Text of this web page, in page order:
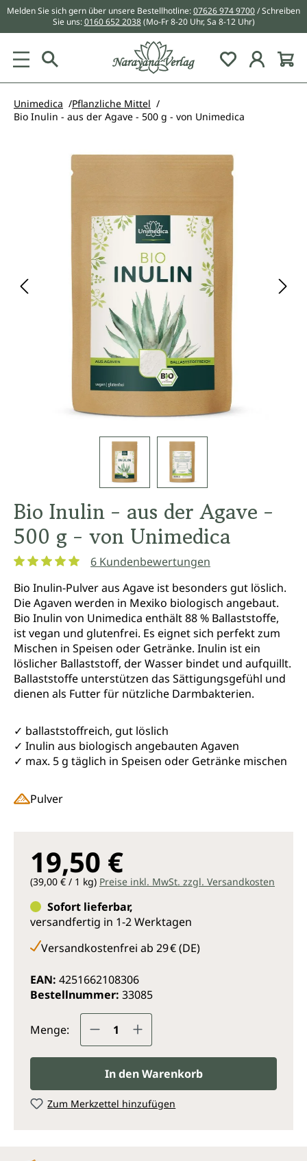
springen
Melden Sie sich gern über unsere Bestellhotline:07626 974 9700/ Schreiben
Sie uns:0160 652 2038 (Mo-Fr 8-20 Uhr, Sa 8-12 Uhr)
Du hast 0
Unimedica
Pflanzliche Mittel
Bio Inulin - aus der Agave - 500 g - von Unimedica
Bildergalerie überspringen
Bio Inulin - aus der Agave -
500 g - von Unimedica
6 Kundenbewertungen
Bio Inulin-Pulver aus Agave ist besonders gut löslich.
Die Agaven werden in Mexiko biologisch angebaut.
Bio Inulin von Unimedica enthält 88 % Ballaststoffe,
ist vegan und glutenfrei. Es eignet sich perfekt zum
Mischen in Speisen oder Getränke. Inulin ist ein
löslicher Ballaststoff, der Wasser bindet und aufquillt.
Ballaststoffe unterstützen das Sättigungsgefühl und
dienen als Futter für nützliche Darmbakterien.
✓ ballaststoffreich, gut löslich
✓ Inulin aus biologisch angebauten Agaven
✓ max. 5 g täglich in Speisen oder Getränke mischen
Pulver
19,50 €
(39,00 € / 1 kg) Preise inkl. MwSt. zzgl. Versandkosten
Sofort lieferbar,
versandfertig in 1-2 Werktagen
Versandkostenfrei ab 29 € (DE)
EAN: 4251662108306
Bestellnummer: 33085
Menge: Produkt Anzahl: Gib den
In den Warenkorb
Zum Merkzettel hinzufügen